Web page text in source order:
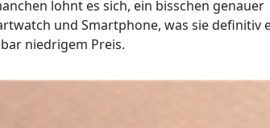
lohnt es sich, ein bisschen genauer
und Smartphone, was sie definitiv
niedrigem Preis.